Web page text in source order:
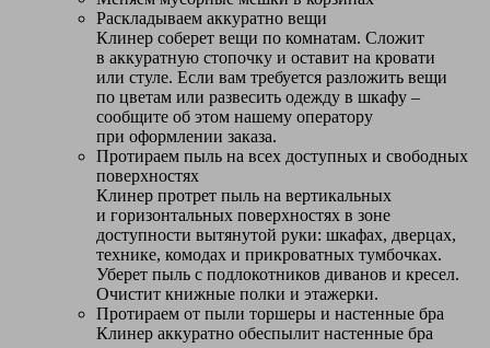
Раскладываем аккуратно вещи
Клинер соберет вещи по комнатам. Сложит
в аккуратную стопочку и оставит на кровати
или стуле. Если вам требуется разложить вещи
по цветам или развесить одежду в шкафу –
сообщите об этом нашему оператору
при оформлении заказа.
Протираем пыль на всех доступных и свободных
поверхностях
Клинер протрет пыль на вертикальных
и горизонтальных поверхностях в зоне
доступности вытянутой руки: шкафах, дверцах,
технике, комодах и прикроватных тумбочках.
Уберет пыль с подлокотников диванов и кресел.
Очистит книжные полки и этажерки.
Протираем от пыли торшеры и настенные бра
Клинер аккуратно обеспылит настенные бра